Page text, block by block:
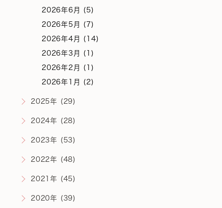
2026年6月 (5)
2026年5月 (7)
2026年4月 (14)
2026年3月 (1)
2026年2月 (1)
2026年1月 (2)
2025年 (29)
2024年 (28)
2023年 (53)
2022年 (48)
2021年 (45)
2020年 (39)